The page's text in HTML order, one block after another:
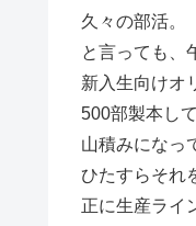
久々の部活。
と言っても、
新入生向けオ
500部製本し
山積みになっ
ひたすらそれ
正に生産ライ